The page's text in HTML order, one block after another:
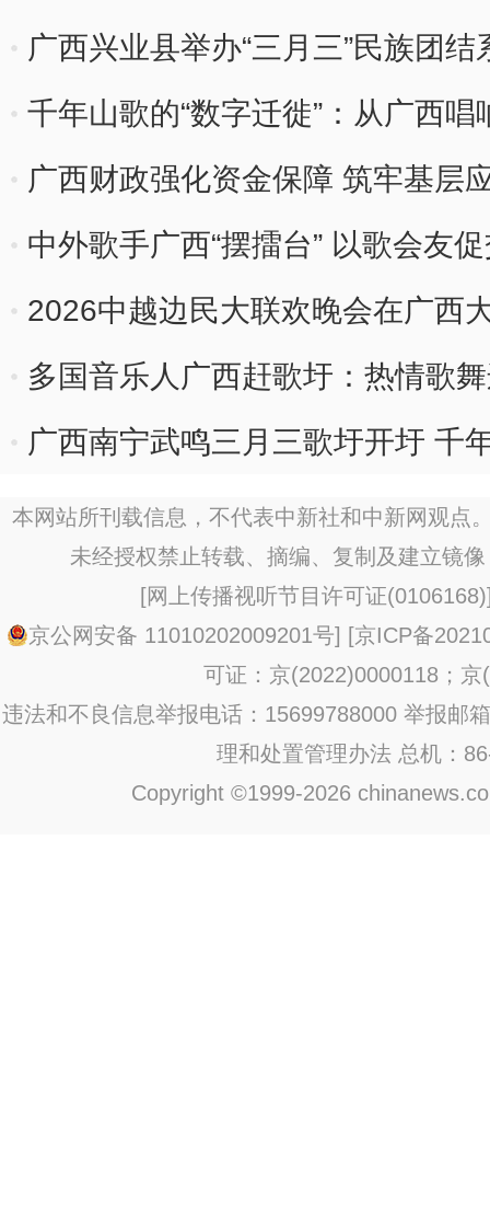
广西兴业县举办“三月三”民族团结
千年山歌的“数字迁徙”：从广西唱
广西财政强化资金保障 筑牢基层
中外歌手广西“摆擂台” 以歌会友
2026中越边民大联欢晚会在广西
多国音乐人广西赶歌圩：热情歌
广西南宁武鸣三月三歌圩开圩 千
本网站所刊载信息，不代表中新社和中新网观点
未经授权禁止转载、摘编、复制及建立镜
[网上传播视听节目许可证(0106168)
京公网安备 11010202009201号] [京ICP备
可证：京(2022)0000118；京
违法和不良信息举报电话：15699788000 举报邮
理和处置管理办法 总机：
Copyright ©1999-2026